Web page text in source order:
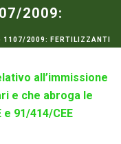
2009:
1107/2009: FERTILIZZANTI
all’immissione
e che abroga le
91/414/CEE